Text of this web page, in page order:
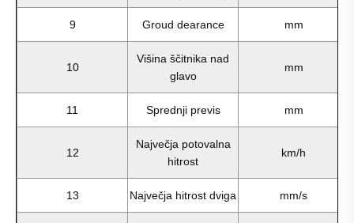
9 Groud dearance mm
10
Višina ščitnika nad
glavo
mm
11 Sprednji previs mm
12
Največja potovalna
hitrost
km/h
13 Največja hitrost dviga mm/s